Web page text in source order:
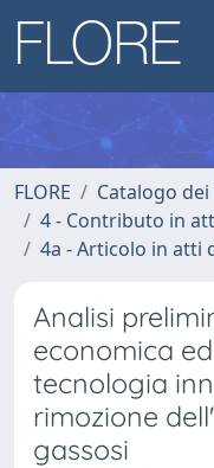
FLORE
Catalogo
4 - Contributo in
4a - Articolo in atti
Analisi
economica
tecnologia
rimozione
gassosi